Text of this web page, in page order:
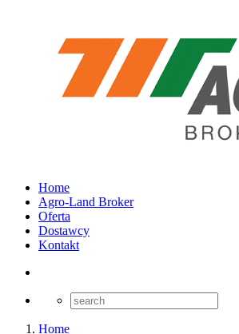
Home
Agro-Land Broker
Oferta
Dostawcy
Kontakt
Home